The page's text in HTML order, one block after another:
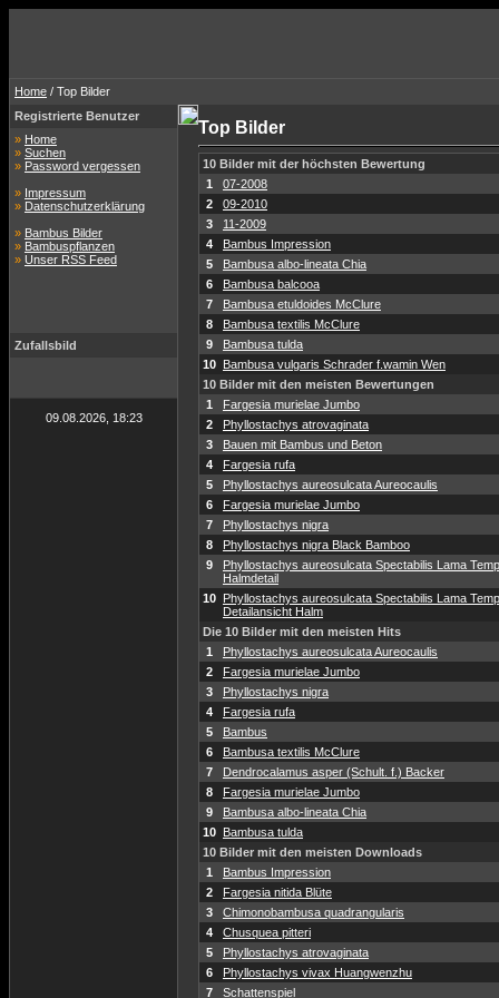
Home / Top Bilder
Registrierte Benutzer
» Home
» Suchen
» Password vergessen
» Impressum
» Datenschutzerklärung
» Bambus Bilder
» Bambuspflanzen
» Unser RSS Feed
Zufallsbild
09.08.2026, 18:23
Top Bilder
10 Bilder mit der höchsten Bewertung
1
07-2008
2
09-2010
3
11-2009
4
Bambus Impression
5
Bambusa albo-lineata Chia
6
Bambusa balcooa
7
Bambusa etuldoides McClure
8
Bambusa textilis McClure
9
Bambusa tulda
10 Bambusa vulgaris Schrader f.wamin Wen
10 Bilder mit den meisten Bewertungen
1
Fargesia murielae Jumbo
2
Phyllostachys atrovaginata
3
Bauen mit Bambus und Beton
4
Fargesia rufa
5
Phyllostachys aureosulcata Aureocaulis
6
Fargesia murielae Jumbo
7
Phyllostachys nigra
8
Phyllostachys nigra Black Bamboo
9
Phyllostachys aureosulcata Spectabilis Lama
Halmdetail
10 Phyllostachys aureosulcata Spectabilis Lama
Detailansicht Halm
Die 10 Bilder mit den meisten Hits
1
Phyllostachys aureosulcata Aureocaulis
2
Fargesia murielae Jumbo
3
Phyllostachys nigra
4
Fargesia rufa
5
Bambus
6
Bambusa textilis McClure
7
Dendrocalamus asper (Schult. f.) Backer
8
Fargesia murielae Jumbo
9
Bambusa albo-lineata Chia
10 Bambusa tulda
10 Bilder mit den meisten Downloads
1
Bambus Impression
2
Fargesia nitida Blüte
3
Chimonobambusa quadrangularis
4
Chusquea pitteri
5
Phyllostachys atrovaginata
6
Phyllostachys vivax Huangwenzhu
7
Schattenspiel